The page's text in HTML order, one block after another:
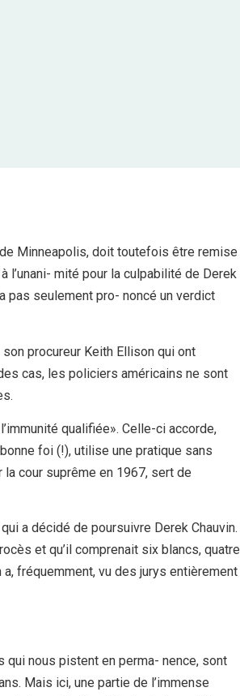
Minneapolis, doit toutefois être remise
l’unani- mité pour la culpabilité de Derek
pas seulement pro- noncé un verdict
procureur Keith Ellison qui ont
cas, les policiers américains ne sont
qualifiée». Celle-ci accorde,
foi (!), utilise une pratique sans
la cour suprême en 1967, sert de
a décidé de poursuivre Derek Chauvin.
et qu’il comprenait six blancs, quatre
fréquemment, vu des jurys entièrement
nous pistent en perma- nence, sont
Mais ici, une partie de l’immense